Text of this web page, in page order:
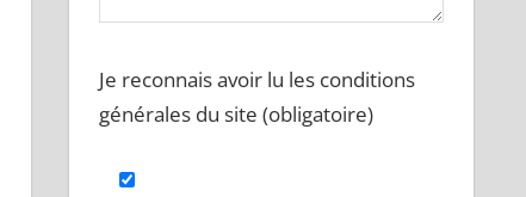
Je reconnais avoir lu les conditions
générales du site (obligatoire)